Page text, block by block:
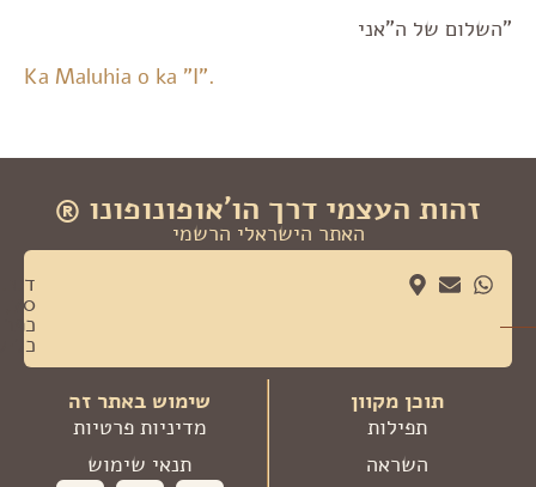
"השלום של ה"אני
Ka Maluhia o ka "I".
זהות העצמי דרך הו׳אופונופונו ®
האתר הישראלי הרשמי
ד.נ.
70,
כפר
תוכן מקוון
תפילות
השראה
שימוש באתר זה
מדיניות פרטיות
תנאי שימוש